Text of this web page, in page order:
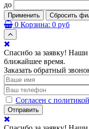
до
Применить Сбросить
0 Корзина: 0 руб
Спасибо за заявку!
ближайшее время.
Заказать обратный
Согласен с
Отправить